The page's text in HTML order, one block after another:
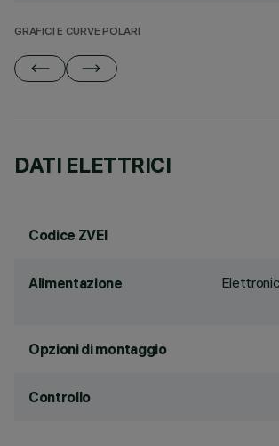
GRAFICI E CURVE POLARI
DATI ELETTRICI
Codice ZVEI
Alimentazione
Opzioni di montaggio
Controllo